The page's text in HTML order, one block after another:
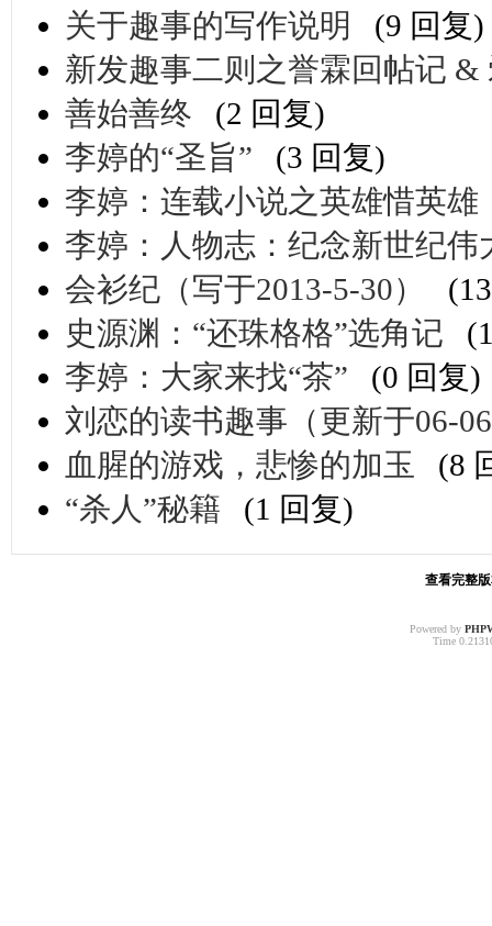
关于趣事的写作说明
(9 回复)
新发趣事二则之誉霖回帖记
善始善终
(2 回复)
李婷的“圣旨”
(3 回复)
李婷：连载小说之英雄惜英雄
李婷：人物志：纪念新世纪
会衫纪（写于2013-5-30）
史源渊：“还珠格格”选角记
李婷：大家来找“茶”
(0 回复)
刘恋的读书趣事（更新于06-
血腥的游戏，悲惨的加玉
(8
“杀人”秘籍
(1 回复)
查看完整
Powered by
Time